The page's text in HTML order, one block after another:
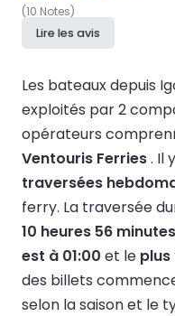
(10 Notes)
Lire les avis
Les bateaux depuis
exploités par 2
opérateurs
Ventouris Ferries. Il
traversées
ferry. La traversée
10 heures 56 minutes
est à 01:00 et le plus
des billets
selon la saison et le